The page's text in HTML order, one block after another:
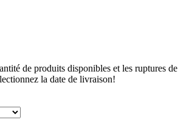
de produits disponibles et les ruptures de
la date de livraison!